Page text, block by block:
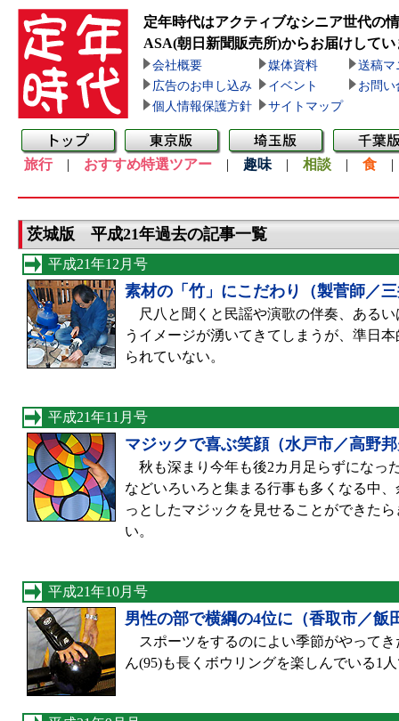
定年時代はアクティブなシニア世代の
ASA(朝日新聞販売所)からお届けしてい
会社概要 媒体資料
送稿マ
広告のお申し込み
イベント
お問い
個人情報保護方針
サイトマップ
旅行| おすすめ特選ツアー | 趣味 | 相談 | 食
茨城版 平成21年過去の記事一覧
平成21年12月号
素材の「竹」にこだわり（製菅師／
尺八と聞くと民謡や演歌の伴奏、ある
うイメージが湧いてきてしまうが、準日
られていない。
平成21年11月号
マジックで喜ぶ笑顔（水戸市／高野
秋も深まり今年も後2カ月足らずになっ
などいろいろと集まる行事も多くなる中
っとしたマジックを見せることができた
い。
平成21年10月号
男性の部で横綱の4位に（香取市／飯
スポーツをするのによい季節がやって
ん(95)も長くボウリングを楽しんでいる1